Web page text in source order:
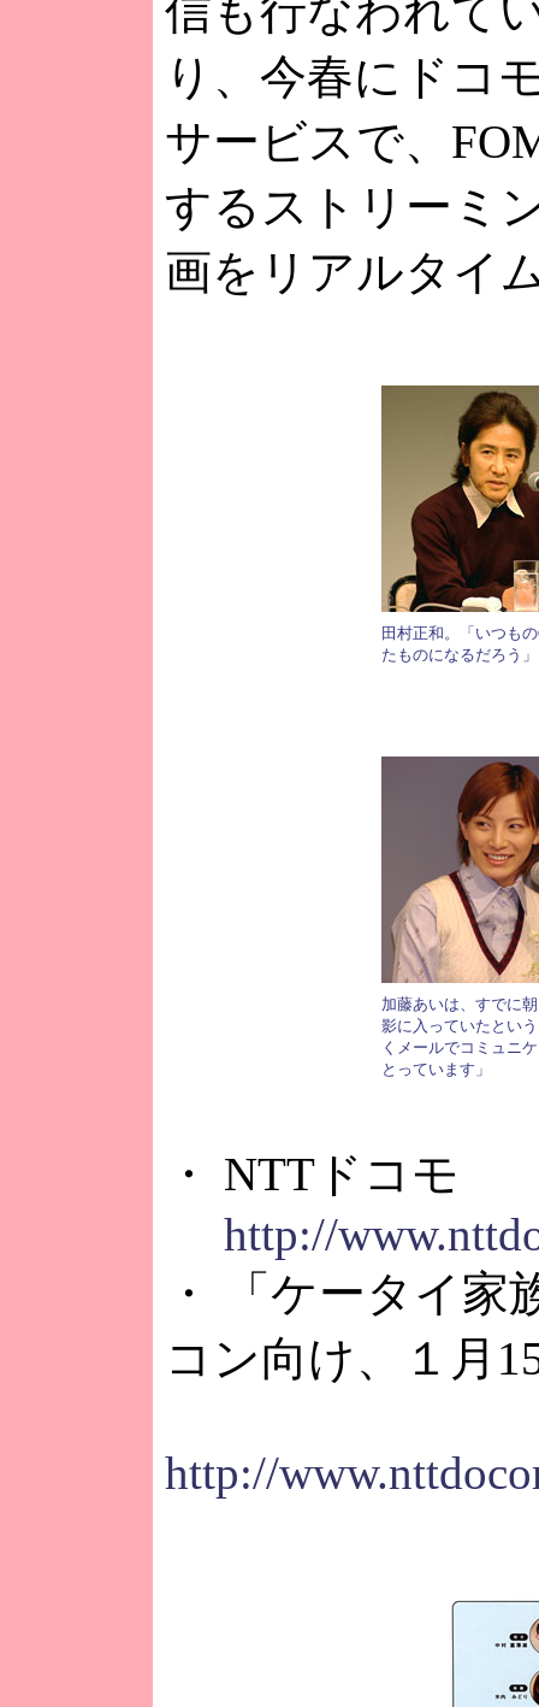
信も行なわれて
り、今春にドコ
サービスで、
するストリーミ
画をリアルタイ
田村正和。「いつも
たものになるだろう」
加藤あいは、すでに
影に入っていたとい
くメールでコミュニ
とっています」
・ NTTドコモ
http://
・ 「ケータイ家
コン向け、１月
http://